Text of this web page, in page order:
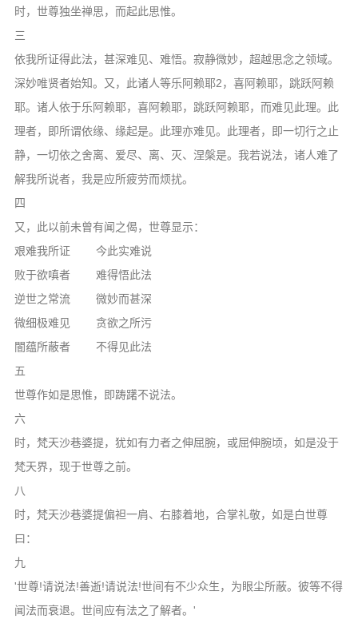
音频视频
助印功德
弘法活动
西园法讯
观世音热线
菩提静修营
观自在禅修营
学报论集
戒幢论坛
寺院巡览
活动记录
下院风采
时，世尊独坐禅思，而起此思惟。
三
依我所证得此法，甚深难见、难悟。寂静微妙，超越思念之领域。
深妙唯贤者始知。又，此诸人等乐阿赖耶2，喜阿赖耶，跳跃阿赖
耶。诸人依于乐阿赖耶，喜阿赖耶，跳跃阿赖耶，而难见此理。此
理者，即所谓依缘、缘起是。此理亦难见。此理者，即一切行之止
静，一切依之舍离、爱尽、离、灭、涅槃是。我若说法，诸人难了
解我所说者，我是应所疲劳而烦扰。
四
又，此以前未曾有闻之偈，世尊显示：
艰难我所证 今此实难说
败于欲嗔者 难得悟此法
逆世之常流 微妙而甚深
微细极难见 贪欲之所污
闇蕴所蔽者 不得见此法
五
世尊作如是思惟，即踌躇不说法。
六
时，梵天沙巷婆提，犹如有力者之伸屈腕，或屈伸腕顷，如是没于
梵天界，现于世尊之前。
八
时，梵天沙巷婆提偏袒一肩、右膝着地，合掌礼敬，如是白世尊
曰：
九
'世尊!请说法!善逝!请说法!世间有不少众生，为眼尘所蔽。彼等不得
闻法而衰退。世间应有法之了解者。'